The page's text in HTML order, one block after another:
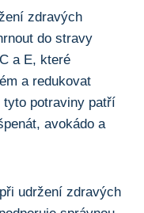
zdravých
do stravy⁣
a E, které⁣
a redukovat
potraviny patří
​avokádo a
udržení zdravých